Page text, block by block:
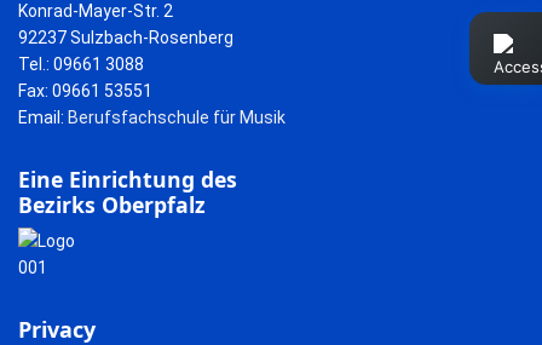
Konrad-Mayer-Str. 2
92237 Sulzbach-Rosenberg
Tel.: 09661 3088
Fax: 09661 53551
Email: Berufsfachschule für Musik
Eine Einrichtung des
Bezirks Oberpfalz
Privacy